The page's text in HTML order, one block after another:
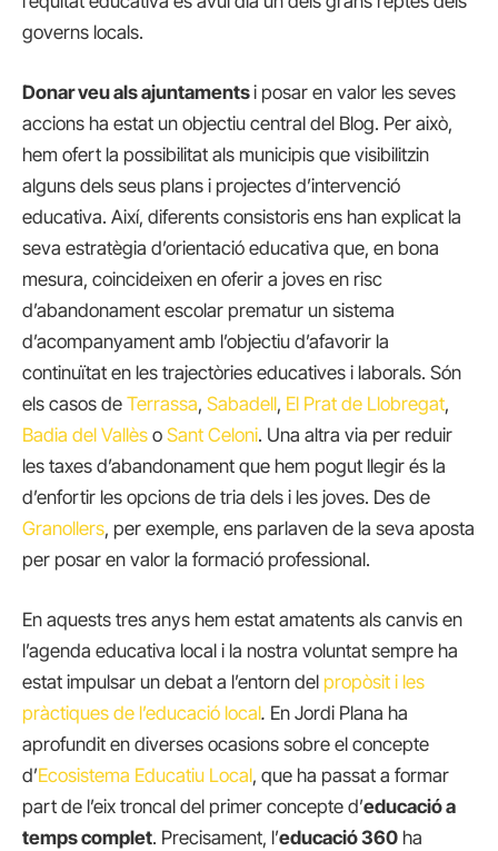
governs locals.
Donar veu als ajuntamentsi posar en valor les seves
accions ha estat un objectiu central del Blog. Per això,
hem ofert la possibilitat als municipis que visibilitzin
alguns dels seus plans i projectes d’intervenció
educativa. Així, diferents consistoris ens han explicat la
seva estratègia d’orientació educativa que, en bona
mesura, coincideixen en oferir a joves en risc
d’abandonament escolar prematur un sistema
d’acompanyament amb l’objectiu d’afavorir la
continuïtat en les trajectòries educatives i laborals. Són
els casos de Terrassa, Sabadell, El Prat de Llobregat,
Badia del Vallès o Sant Celoni. Una altra via per reduir
les taxes d’abandonament que hem pogut llegir és la
d’enfortir les opcions de tria dels i les joves. Des de
Granollers, per exemple, ens parlaven de la seva aposta
per posar en valor la formació professional.
En aquests tres anys hem estat amatents als canvis en
l’agenda educativa local i la nostra voluntat sempre ha
estat impulsar un debat a l’entorn del propòsit i les
pràctiques de l’educació local. En Jordi Plana ha
aprofundit en diverses ocasions sobre el concepte
d’Ecosistema Educatiu Local, que ha passat a formar
part de l’eix troncal del primer concepte d’educació a
temps complet. Precisament, l’educació 360 ha